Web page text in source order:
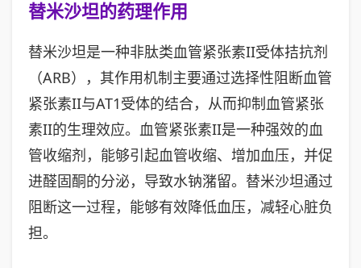
替米沙坦的药理作用
替米沙坦是一种非肽类血管紧张素II受体拮抗剂
（ARB），其作用机制主要通过选择性阻断血管
紧张素II与AT1受体的结合，从而抑制血管紧张
素II的生理效应。血管紧张素II是一种强效的血
管收缩剂，能够引起血管收缩、增加血压，并促
进醛固酮的分泌，导致水钠潴留。替米沙坦通过
阻断这一过程，能够有效降低血压，减轻心脏负
担。